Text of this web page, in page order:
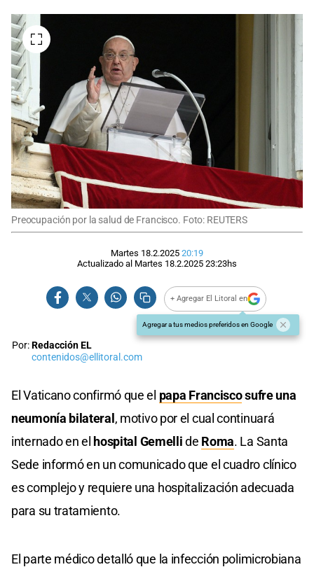
Preocupación por la salud de Francisco. Foto: REUTERS
Martes 18.2.2025 20:19
Actualizado al Martes 18.2.2025 23:23hs
+ Agregar El Litoral en
Agregar a tus medios preferidos en Google
Por:Redacción EL
contenidos@ellitoral.com
El Vaticano confirmó que el papa Franciscosufre una
neumonía bilateral, motivo por el cual continuará
internado en el hospital Gemellide Roma. La Santa
Sede informó en un comunicado que el cuadro clínico
es complejo y requiere una hospitalización adecuada
para su tratamiento.
El parte médico detalló que la infección polimicrobiana